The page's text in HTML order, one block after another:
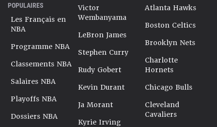
POPULAIRES
Les Français en
NBA
Programme NBA
Classements NBA
Salaires NBA
Playoffs NBA
Dossiers NBA
Victor
Wembanyama
LeBron James
Stephen Curry
Rudy Gobert
Kevin Durant
Ja Morant
Kyrie Irving
Atlanta Hawks
Boston Celtics
Brooklyn Nets
Charlotte
Hornets
Chicago Bulls
Cleveland
Cavaliers